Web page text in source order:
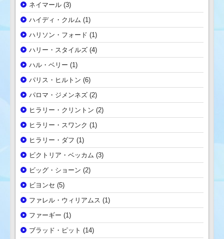
ネイマール (3)
ハイディ・クルム (1)
ハリソン・フォード (1)
ハリー・スタイルズ (4)
ハル・ベリー (1)
パリス・ヒルトン (6)
パロマ・ジメンネズ (2)
ヒラリー・クリントン (2)
ヒラリー・スワンク (1)
ヒラリー・ダフ (1)
ビクトリア・ベッカム (3)
ビッグ・ショーン (2)
ビヨンセ (5)
ファレル・ウィリアムス (1)
ファーギー (1)
ブラッド・ピット (14)